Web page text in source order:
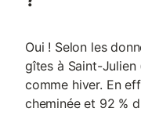
Oui ! Selon les
gîtes à Saint-
comme hiver. En
cheminée et 92 %